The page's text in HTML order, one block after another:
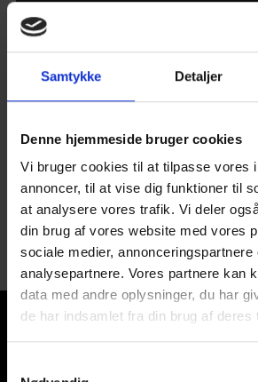
Samtykke Detaljer
Denne hjemmeside bruger cookies
Vi bruger cookies til at tilpasse vores
annoncer, til at vise dig funktioner til
at analysere vores trafik. Vi deler
din brug af vores website med vores
sociale medier, annonceringspartnere
analysepartnere. Vores partnere kan
data med andre oplysninger, du har
de har indsamlet fra din brug af deres
FFI Fodbold